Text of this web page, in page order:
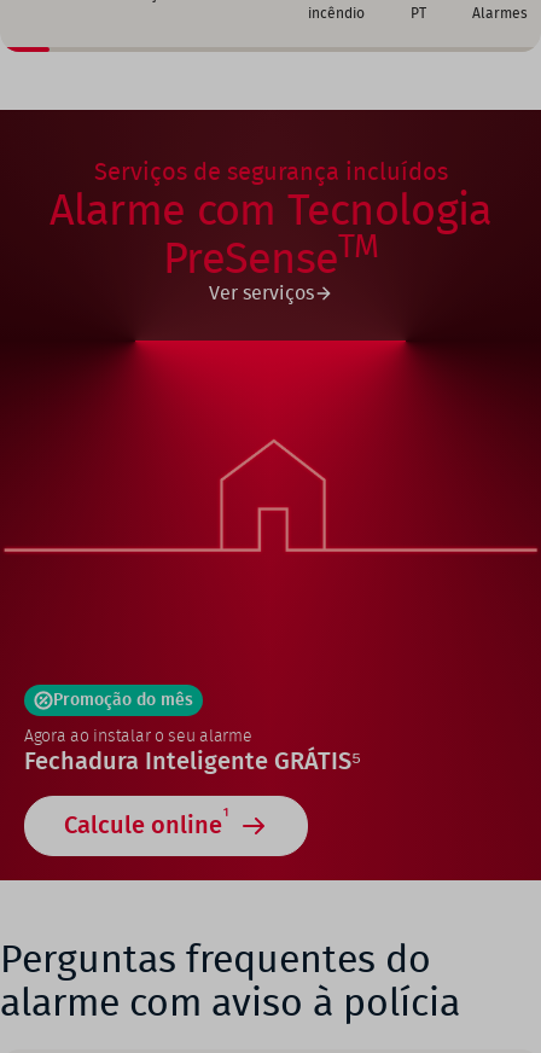
incêndio
PT
Alarmes
Serviços de segurança incluídos
Alarme com Tecnologia
PreSenseTM
Ver serviços
Promoção do mês
Agora ao instalar o seu alarme
Fechadura Inteligente GRÁTIS⁵
Calcule online1
Perguntas frequentes do
alarme com aviso à polícia